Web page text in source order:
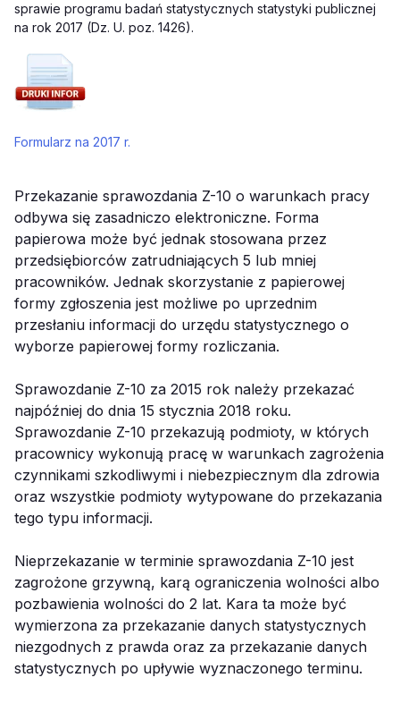
sprawie programu badań statystycznych statystyki publicznej
na rok 2017 (Dz. U. poz. 1426).
Formularz na 2017 r.
Przekazanie sprawozdania Z-10 o warunkach pracy
odbywa się zasadniczo elektroniczne. Forma
papierowa może być jednak stosowana przez
przedsiębiorców zatrudniających 5 lub mniej
pracowników. Jednak skorzystanie z papierowej
formy zgłoszenia jest możliwe po uprzednim
przesłaniu informacji do urzędu statystycznego o
wyborze papierowej formy rozliczania.
Sprawozdanie Z-10 za 2015 rok należy przekazać
najpóźniej do dnia 15 stycznia 2018 roku.
Sprawozdanie Z-10 przekazują podmioty, w których
pracownicy wykonują pracę w warunkach zagrożenia
czynnikami szkodliwymi i niebezpiecznym dla zdrowia
oraz wszystkie podmioty wytypowane do przekazania
tego typu informacji.
Nieprzekazanie w terminie sprawozdania Z-10 jest
zagrożone grzywną, karą ograniczenia wolności albo
pozbawienia wolności do 2 lat. Kara ta może być
wymierzona za przekazanie danych statystycznych
niezgodnych z prawda oraz za przekazanie danych
statystycznych po upływie wyznaczonego terminu.